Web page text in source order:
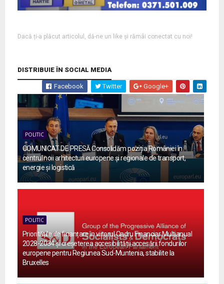
Dacă ți-a plăcut articolul, dă-ne un like și rămâi conectat cu noi!
DISTRIBUIE ÎN SOCIAL MEDIA
Facebook Twitter Google+
POLITIC
COMUNICAT DE PRESĂ Consolidăm poziția României în
centrul noii arhitecturi europene și regionale de transport,
energie și logistică
POLITIC
Prioritățile de finanțare în viitorul Cadru Financiar Multianual
2028-2034 și creșeterea accesibilității accesării fondurilor
europene pentru Regiunea Sud-Muntenia, stabilite la
Bruxelles